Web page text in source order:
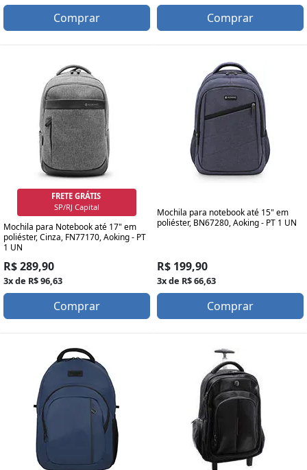
Comprar Comprar
FRETE GRÁTIS
SP/RJ Capital
Mochila para Notebook até 17" em
poliéster, Cinza, FN77170, Aoking - PT
1 UN
R$ 289,90
3x de R$ 96,63
Comprar
Mochila para notebook até 15" em
poliéster, BN67280, Aoking - PT 1 UN
R$ 199,90
3x de R$ 66,63
Comprar